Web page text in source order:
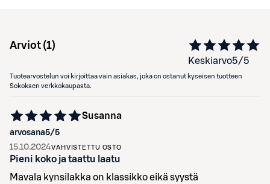
Arviot (1)
Keskiarvo5/5
Tuotearvostelun voi kirjoittaa vain asiakas, joka on ostanut kyseisen tuotteen
Sokoksen verkkokaupasta.
arvosana5/5
Susanna
15.10.2024VAHVISTETTU OSTO
Pieni koko ja taattu laatu
Mavala kynsilakka on klassikko eikä syystä